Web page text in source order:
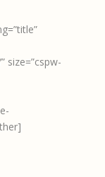
size=”cspw-